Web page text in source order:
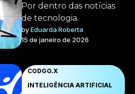
Por dentro das notícias
de tecnologia.
by Eduarda Roberta
15 de janeiro de 2026
CODGO.X
INTELIGÊNCIA ARTIFICIAL